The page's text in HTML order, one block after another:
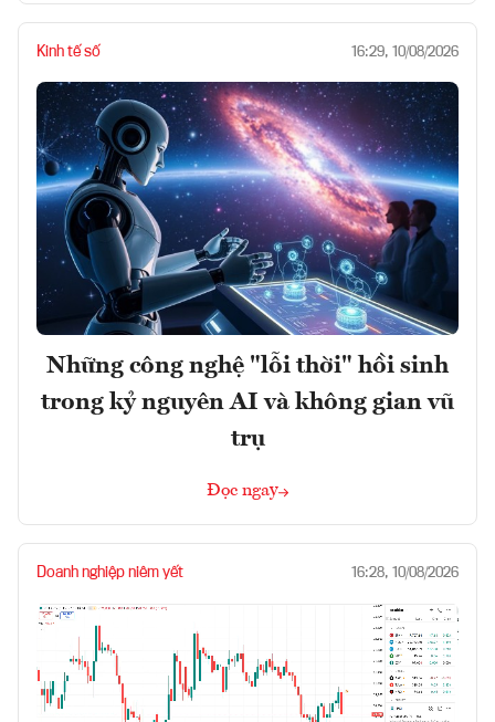
Kinh tế số 16:29, 10/08/2026
Những công nghệ "lỗi thời" hồi sinh
trong kỷ nguyên AI và không gian vũ
trụ
Đọc ngay
Doanh nghiệp niêm yết 16:28, 10/08/2026